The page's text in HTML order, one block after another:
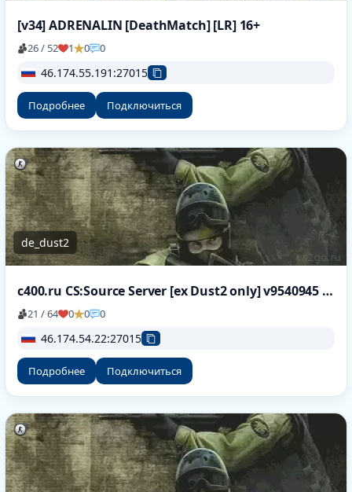
[v34] ADRENALIN [DeathMatch] [LR] 16+
26 / 52 1 0 0
46.174.55.191:27015
Подробнее Подключиться
de_dust2
c400.ru CS:Source Server [ex Dust2 only] v9540945 [HLstatsX]
21 / 64 0 0 0
46.174.54.22:27015
Подробнее Подключиться